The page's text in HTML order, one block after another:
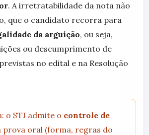
. A irretratabilidade da nota não
que o candidato recorra para
da arguição, ou seja,
ou descumprimento de
no edital e na Resolução
o STJ admite o controle de
prova oral (forma, regras do